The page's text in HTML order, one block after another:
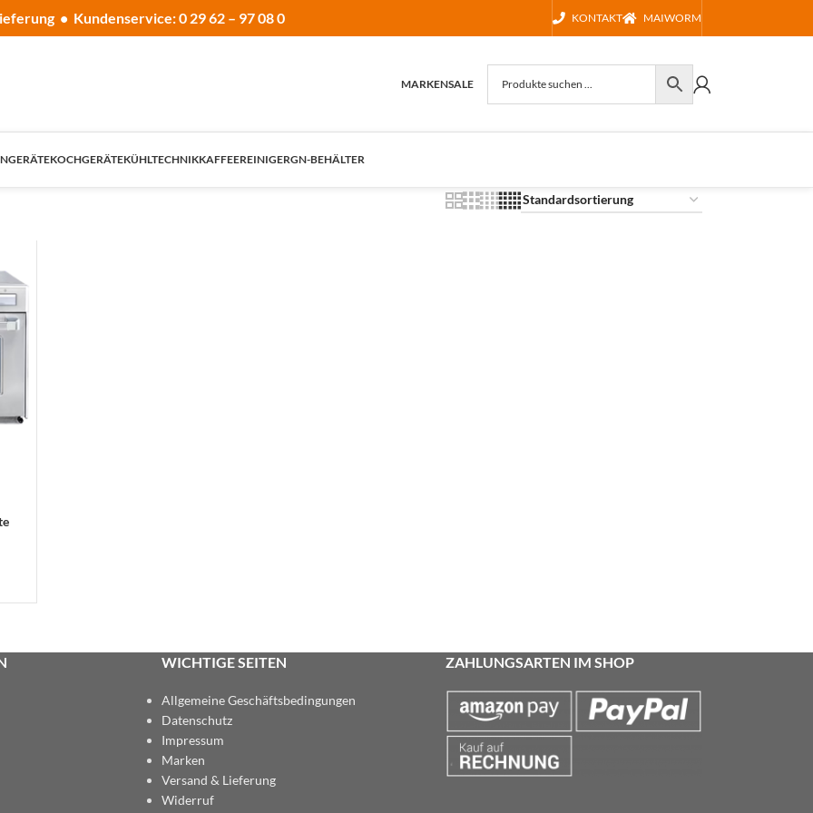
• Kundenservice: 0 29 62 – 97 08 0 KONTAKT MAIWORM
MARKENSALE
KOCHGERÄTEKÜHLTECHNIKKAFFEEREINIGERGN-BEHÄLTER
WICHTIGE SEITEN
Allgemeine Geschäftsbedingungen
Datenschutz
Impressum
Marken
Versand & Lieferung
Widerruf
ZAHLUNGSARTEN IM SHOP